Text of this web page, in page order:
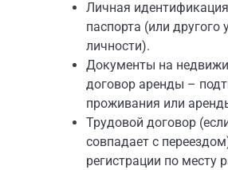
Личная
паспорта (или другого
личности).
Документы на
договор аренды –
проживания или
Трудовой договор
совпадает с
регистрации по месту